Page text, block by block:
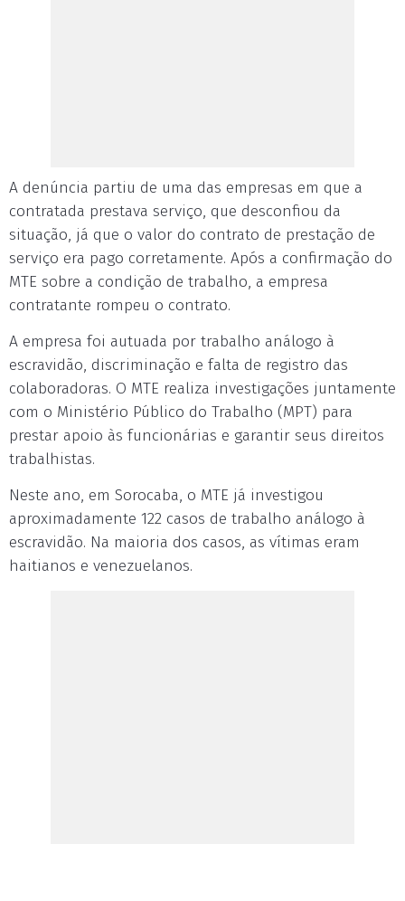
A denúncia partiu de uma das empresas em que a
contratada prestava serviço, que desconfiou da
situação, já que o valor do contrato de prestação de
serviço era pago corretamente. Após a confirmação do
MTE sobre a condição de trabalho, a empresa
contratante rompeu o contrato.
A empresa foi autuada por trabalho análogo à
escravidão, discriminação e falta de registro das
colaboradoras. O MTE realiza investigações juntamente
com o Ministério Público do Trabalho (MPT) para
prestar apoio às funcionárias e garantir seus direitos
trabalhistas.
Neste ano, em Sorocaba, o MTE já investigou
aproximadamente 122 casos de trabalho análogo à
escravidão. Na maioria dos casos, as vítimas eram
haitianos e venezuelanos.